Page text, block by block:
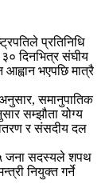
प्रतिनिधि
३० दिनभित्र संघीय
भएपछि मात्रै
समानुपातिक
सम्झौता योग्य
र संसदीय दल
जना सदस्यले शपथ
नियुक्त गर्ने